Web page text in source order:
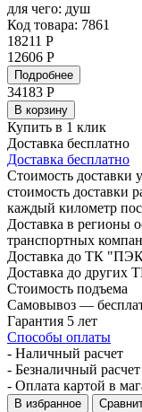
для чего: душ
Код товара: 7861
18211 Р
12606 Р
Подробнее
34183 Р
В корзину
Купить в 1 клик
Доставка бесплатно
Доставка бесплатно
Стоимость
стоимость доставки
каждый километр
Доставка в регионы
транспортных
Доставка до ТК
Доставка до других
Стоимость подъема
Самовывоз —
Гарантия 5 лет
Способы оплаты
- Наличный расчет
- Безналичный расчет
- Оплата картой в
В избранное